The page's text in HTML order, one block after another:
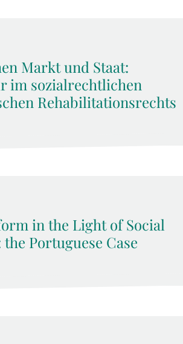
Markt und Staat:
im sozialrechtlichen
Rehabilitationsrechts
in the Light of Social
Portuguese Case